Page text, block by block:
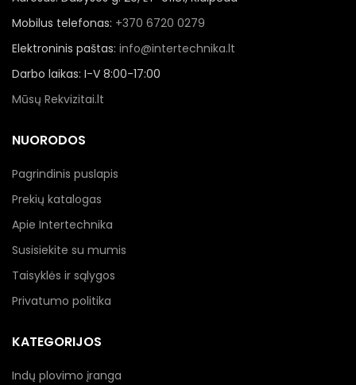
Mobilus telefonas: +370 6720 0279
Elektroninis paštas: info@intertechnika.lt
Darbo laikas: I-V 8:00-17:00
Mūsų Rekvizitai.lt
NUORODOS
Pagrindinis puslapis
Prekių katalogas
Apie Intertechnika
Susisiekite su mumis
Taisyklės ir sąlygos
Privatumo politika
KATEGORIJOS
Indų plovimo įranga